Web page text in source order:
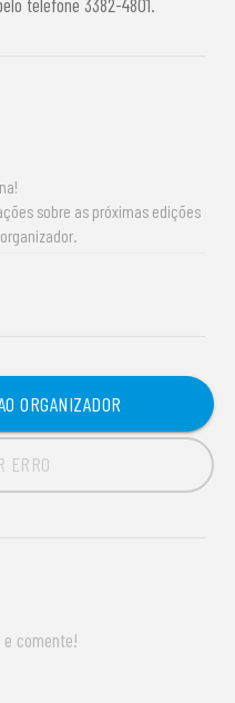
sobre as próximas edições
ORGANIZADOR
ERRO
e comente!